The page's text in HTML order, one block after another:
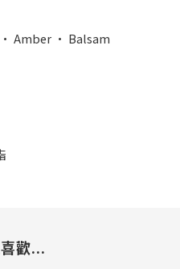
Amber · Balsam
歡...